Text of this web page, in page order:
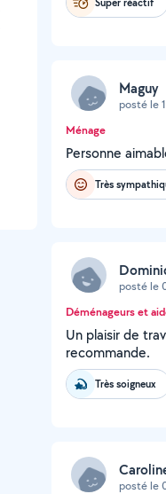
Maguy
posté le
Ménage
Personne
Très
posté le
Déménageurs et
Un plaisir de
recommande.
Très soigneux
posté le